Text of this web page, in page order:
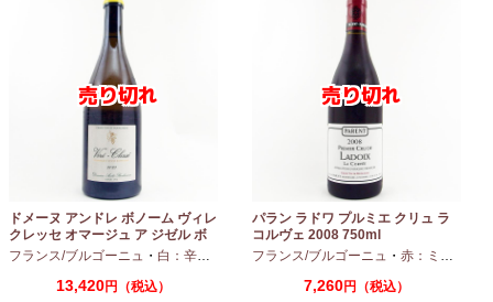
ドメーヌ アンドレ ボノーム ヴィレ
クレッセ オマージュ ア ジゼル ボ
ノーム 2023 750ml
フランス/ブルゴーニュ ・ 白：辛口 シャルドネ
13,420円（税込）
パラン ラドワ プルミエ クリュ ラ
コルヴェ 2008 750ml
フランス/ブルゴーニュ ・ 赤：ミディアムボディ
7,260円（税込）